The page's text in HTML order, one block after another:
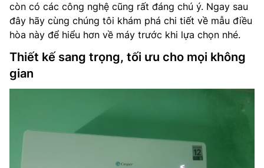
còn có các công nghệ cũng rất đáng chú ý. Ngay sau
đây hãy cùng chúng tôi khám phá chi tiết về mẫu điều
hòa này để hiểu hơn về máy trước khi lựa chọn nhé.
Thiết kế sang trọng, tối ưu cho mọi không
gian